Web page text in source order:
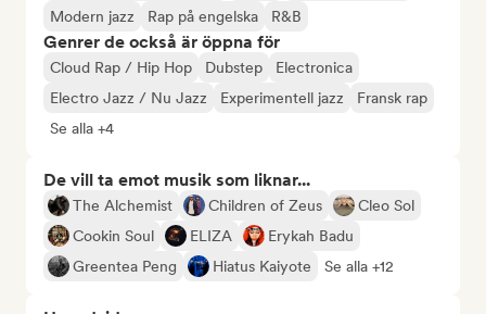
Modern jazz
Rap på engelska R&B
Genrer de också är öppna för
Cloud Rap / Hip Hop Dubstep
Electronica
Electro Jazz / Nu Jazz
Experimentell jazz
Fransk rap
Se alla +4
De vill ta emot musik som liknar...
The Alchemist Children of Zeus
Cleo Sol
Cookin Soul
ELIZA
Erykah Badu
Greentea Peng
Hiatus Kaiyote Se alla +12